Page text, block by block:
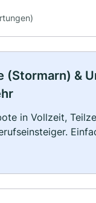
(Stormarn) &
in Vollzeit,